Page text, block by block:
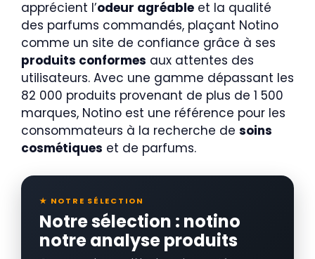
apprécient l’odeur agréable et la qualité
des parfums commandés, plaçant Notino
comme un site de confiance grâce à ses
produits conformes aux attentes des
utilisateurs. Avec une gamme dépassant les
82 000 produits provenant de plus de 1 500
marques, Notino est une référence pour les
consommateurs à la recherche de soins
cosmétiques et de parfums.
★ NOTRE SÉLECTION
Notre sélection : notino
notre analyse produits